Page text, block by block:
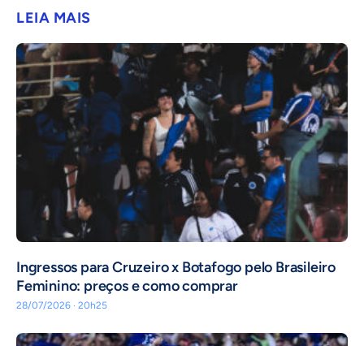
LEIA MAIS
Ingressos para Cruzeiro x Botafogo pelo Brasileiro
Feminino: preços e como comprar
28/07/2026 · 20h25